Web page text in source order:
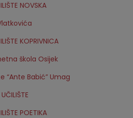
NOVSKA
KOPRIVNICA
škola Osijek
“Ante Babić” Umag
POETIKA